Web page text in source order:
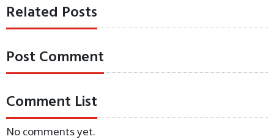
Related Posts
Post Comment
Comment List
No comments yet.